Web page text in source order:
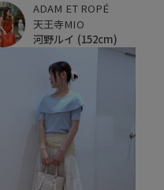
ADAM ET ROPÉ
天王寺MIO
河野ルイ (152cm)